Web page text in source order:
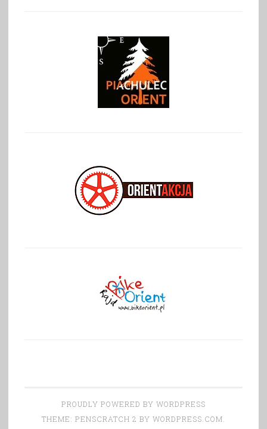
PROUDLY POWERED BY WORDPRESS
THEME: PENSCRATCH 2 BY WORDPRESS.COM.